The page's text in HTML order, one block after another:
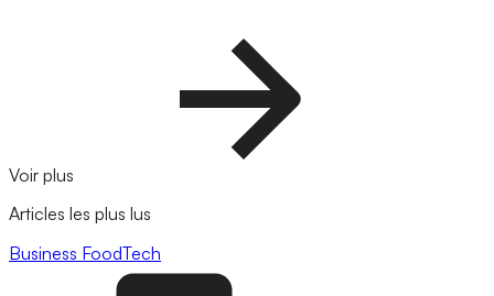
Voir plus
Articles les plus lus
Business FoodTech